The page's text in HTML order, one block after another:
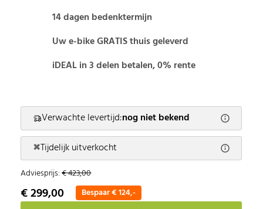
14 dagen bedenktermijn
Uw e-bike GRATIS thuis geleverd
iDEAL in 3 delen betalen, 0% rente
Verwachte levertijd:nog niet bekend
✖Tijdelijk uitverkocht
Adviesprijs:€ 423,00
€ 299,00 Bespaar € 124,-